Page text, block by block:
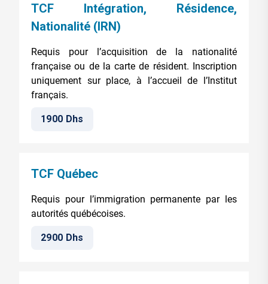
TCF Intégration, Résidence,
Nationalité (IRN)
Requis pour l’acquisition de la nationalité
française ou de la carte de résident. Inscription
uniquement sur place, à l’accueil de l’Institut
français.
1900 Dhs
TCF Québec
Requis pour l’immigration permanente par les
autorités québécoises.
2900 Dhs